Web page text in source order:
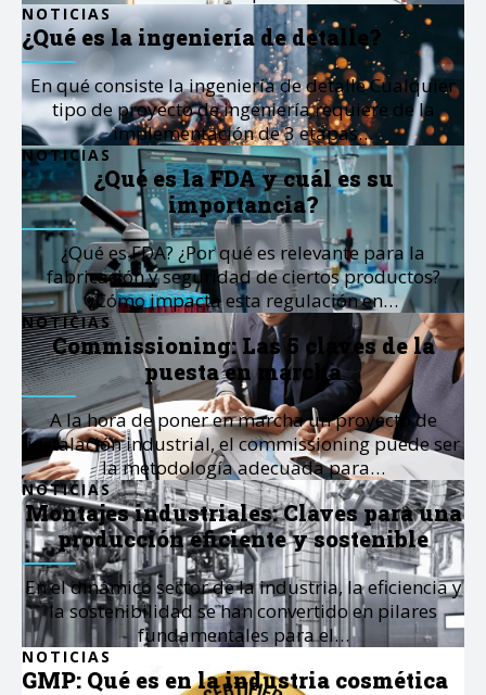
NOTICIAS
¿Qué es la ingeniería de detalle?
En qué consiste la ingeniería de detalle Cualquier
tipo de proyecto de ingeniería requiere de la
implementación de 3 etapas…
NOTICIAS
¿Qué es la FDA y cuál es su
importancia?
¿Qué es FDA? ¿Por qué es relevante para la
fabricación y seguridad de ciertos productos?
¿Cómo impacta esta regulación en…
NOTICIAS
Commissioning: Las 5 claves de la
puesta en marcha
A la hora de poner en marcha un proyecto de
instalación industrial, el commissioning puede ser
la metodología adecuada para…
NOTICIAS
Montajes industriales: Claves para una
producción eficiente y sostenible
En el dinámico sector de la industria, la eficiencia y
la sostenibilidad se han convertido en pilares
fundamentales para el…
NOTICIAS
GMP: Qué es en la industria cosmética